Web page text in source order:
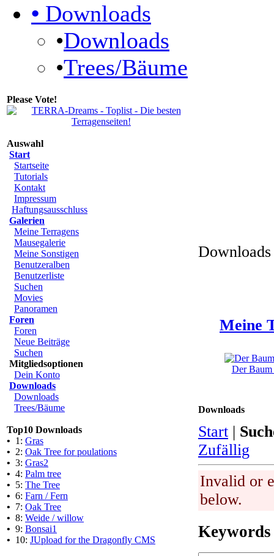
• Downloads
•Downloads
•Trees/Bäume
Please Vote!
Auswahl
Start
Startseite
Tutorials
Kontakt
Impressum
Haftungsausschluss
Galerien
Meine Terragens
Mausegalerie
Meine Sonstigen
Benutzeralben
Benutzerliste
Suchen
Movies
Panoramen
Foren
Foren
Neue Beiträge
Suchen
Mitgliedsoptionen
Dein Konto
Downloads
Downloads
Trees/Bäume
Top10 Downloads
• 1: Gras
• 2: Oak Tree for poulations
• 3: Gras2
• 4: Palm tree
• 5: The Tree
• 6: Farn / Fern
• 7: Oak Tree
• 8: Weide / willow
• 9: Bonsai1
• 10: JUpload for the Dragonfly CMS
Downloads
Meine
Der
Downloads
Start |
Zufällig
Invalid or
below.
Keywords